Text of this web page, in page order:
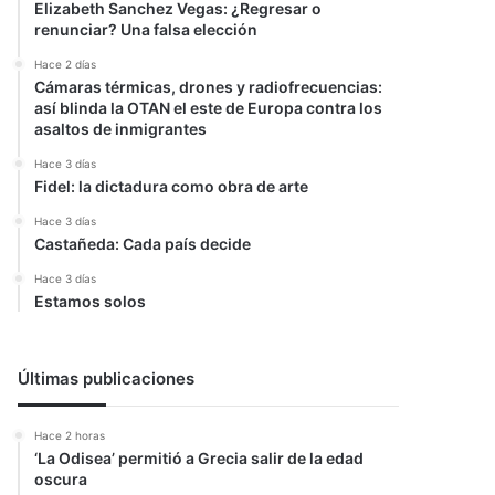
Elizabeth Sanchez Vegas: ¿Regresar o
renunciar? Una falsa elección
Hace 2 días
Cámaras térmicas, drones y radiofrecuencias:
así blinda la OTAN el este de Europa contra los
asaltos de inmigrantes
Hace 3 días
Fidel: la dictadura como obra de arte
Hace 3 días
Castañeda: Cada país decide
Hace 3 días
Estamos solos
Últimas publicaciones
Hace 2 horas
‘La Odisea’ permitió a Grecia salir de la edad
oscura